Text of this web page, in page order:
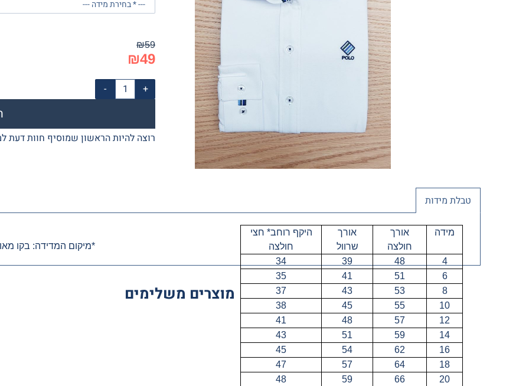
₪59
₪49
רוצה להיות הראשון שמוסיף חוות דעת
טבלת מידות
מידה
אורך
חולצה
אורך
שרוול
היקף רוחב* חצי
חולצה
4
48
39
34
6
51
41
35
8
53
43
37
10
55
45
38
12
57
48
41
14
59
51
43
16
62
54
45
18
64
57
47
20
66
59
48
*מיקום המדידה: בקו
מוצרים משלימים